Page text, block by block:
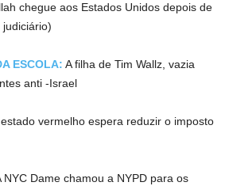
chegue aos Estados Unidos depois de
judiciário)
ESCOLA: A filha de Tim Wallz, vazia
anti -Israel
vermelho espera reduzir o imposto
NYC Dame chamou a NYPD para os